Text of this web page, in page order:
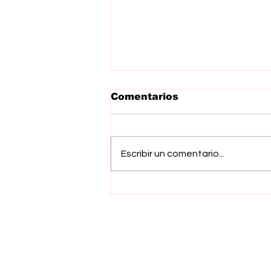
Comentarios
Escribir un comentario...